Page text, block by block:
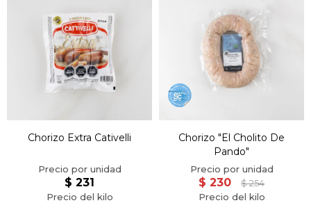
Chorizo Extra Cativelli
$ 231
Chorizo "El Cholito De
Pando"
$ 230 $ 254